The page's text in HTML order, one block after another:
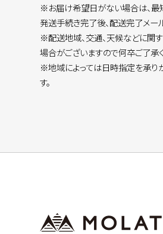
※お届け希望日がない場合は、最
発送手続き完了後、配送完了メー
※配送地域、交通、天候などに関
場合がございますので何卒ご了承
※地域によっては日時指定を承り
す。